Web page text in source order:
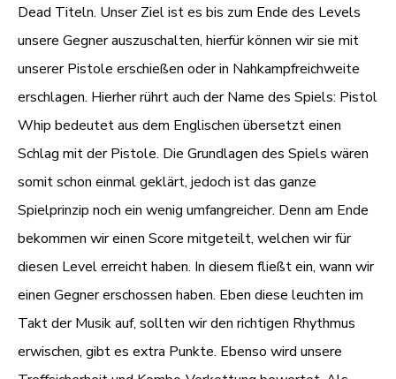
Dead Titeln. Unser Ziel ist es bis zum Ende des Levels
unsere Gegner auszuschalten, hierfür können wir sie mit
unserer Pistole erschießen oder in Nahkampfreichweite
erschlagen. Hierher rührt auch der Name des Spiels: Pistol
Whip bedeutet aus dem Englischen übersetzt einen
Schlag mit der Pistole. Die Grundlagen des Spiels wären
somit schon einmal geklärt, jedoch ist das ganze
Spielprinzip noch ein wenig umfangreicher. Denn am Ende
bekommen wir einen Score mitgeteilt, welchen wir für
diesen Level erreicht haben. In diesem fließt ein, wann wir
einen Gegner erschossen haben. Eben diese leuchten im
Takt der Musik auf, sollten wir den richtigen Rhythmus
erwischen, gibt es extra Punkte. Ebenso wird unsere